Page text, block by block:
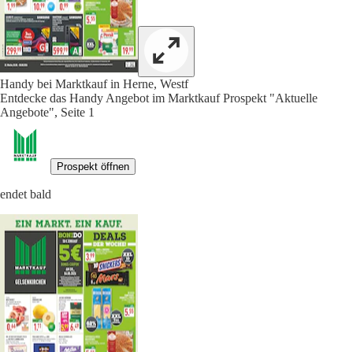
Handy bei Marktkauf in Herne, Westf
Entdecke das Handy Angebot im Marktkauf Prospekt "Aktuelle
Angebote", Seite 1
Prospekt öffnen
endet bald